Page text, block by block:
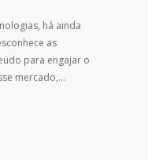
há ainda
as
para engajar o
mercado,…